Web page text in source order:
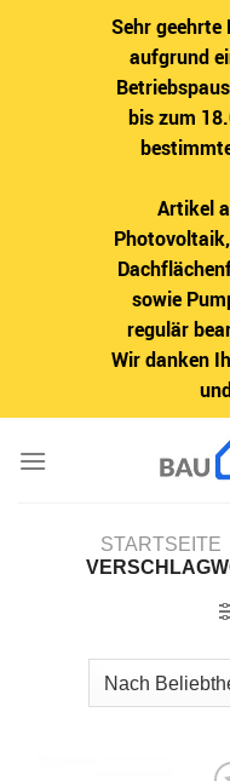
Sehr geehrte
aufgrund
bis zum
Artikel
sowie
regulär
Wir danken
Inhalt
STARTSEITE